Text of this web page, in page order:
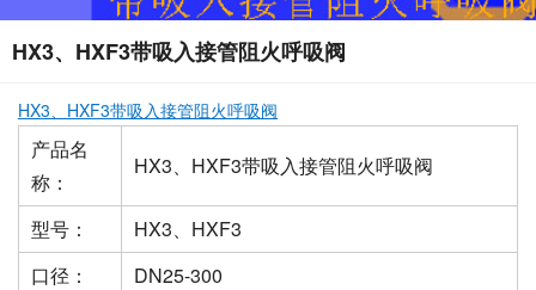
HX3、HXF3带吸入接管阻火呼吸阀
HX3、HXF3带吸入接管阻火呼吸阀
产品名
称：
HX3、HXF3带吸入接管阻火呼吸阀
型号：
HX3、HXF3
口径：
DN25-300